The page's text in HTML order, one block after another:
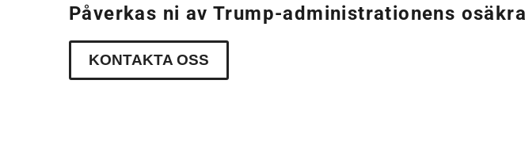
Påverkas ni av Trump-administrationens
KONTAKTA OSS